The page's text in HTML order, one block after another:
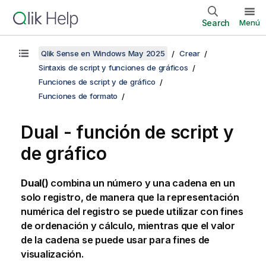
Search Menú
Qlik Sense en Windows May 2025
Crear
Sintaxis de script y funciones de gráficos
Funciones de script y de gráfico
Funciones de formato
Dual - función de script y
de gráfico
Dual() combina un número y una cadena en un
solo registro, de manera que la representación
numérica del registro se puede utilizar con fines
de ordenación y cálculo, mientras que el valor
de la cadena se puede usar para fines de
visualización.